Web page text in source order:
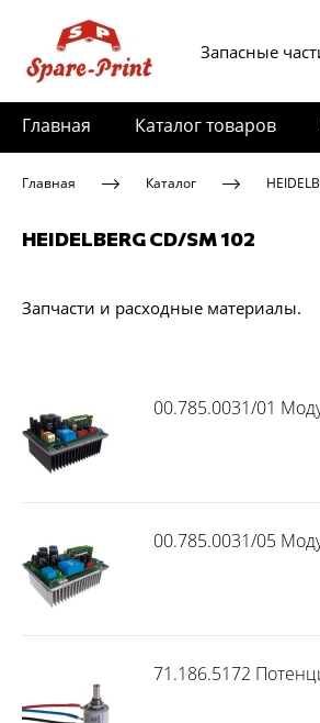
Запасные
Главная Каталог товаров
Главная Каталог
HEIDELBERG CD/SM 102
Запчасти и расходные материалы.
00.785.0031/01
00.785.0031/05
71.186.5172